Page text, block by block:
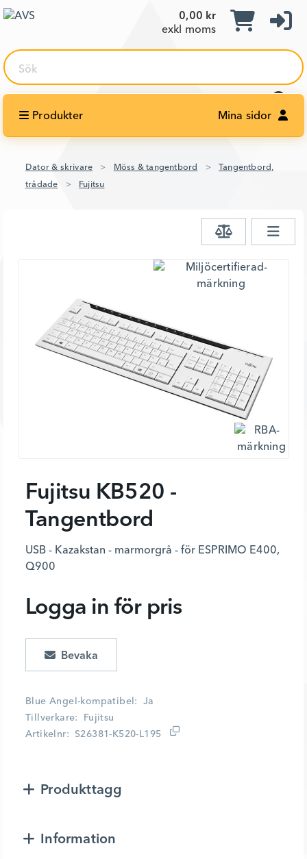
0,00 kr
exkl moms
Sök
Produkter Mina sidor
Dator & skrivare Möss & tangentbord
Tangentbord,
trådade
Fujitsu
Fujitsu KB520 -
Tangentbord
USB - Kazakstan - marmorgrå - för ESPRIMO E400,
Q900
Blue Angel-kompatibel
Ja
Tillverkare
Fujitsu
Artikelnr
S26381-K520-L195
Logga in för pris
Produkttagg
Information